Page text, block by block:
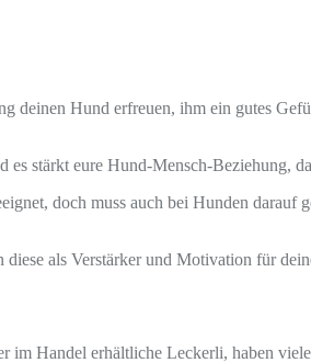
deinen Hund erfreuen, ihm ein gutes
es stärkt eure Hund-Mensch-Beziehung,
doch muss auch bei Hunden darauf
als Verstärker und Motivation für
im Handel erhältliche Leckerli, haben